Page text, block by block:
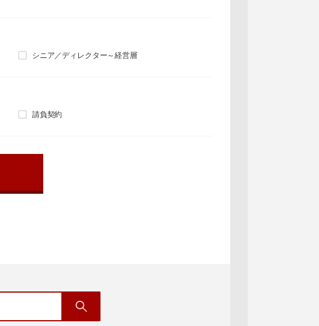
シニア／ディレクター～経営層
請負契約